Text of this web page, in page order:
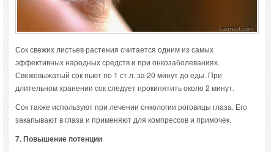
Сок свежих листьев растения считается одним из самых
эффективных народных средств и при онкозаболеваниях.
Свежевыжатый сок пьют по 1 ст.л. за 20 минут до еды. При
длительном хранении сок следует прокипятить около 2 минут.
Сок также используют при лечении онкологии роговицы глаза. Его
закапывают в глаза и применяют для компрессов и примочек.
7. Повышение потенции